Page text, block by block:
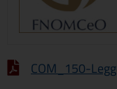
COM_150-